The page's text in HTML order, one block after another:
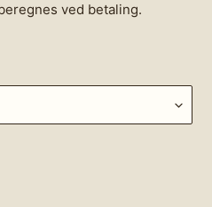
ved betaling.